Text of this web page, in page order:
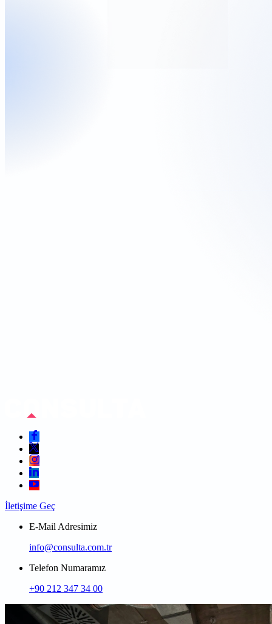
İletişime Geç
E-Mail Adresimiz
info@consulta.com.tr
Telefon Numaramız
+90 212 347 34 00